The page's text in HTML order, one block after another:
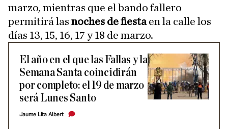
marzo, mientras que el bando fallero
permitirá las noches de fiestaen la calle los
días 13, 15, 16, 17 y 18 de marzo.
El año en el que las Fallas y la
Semana Santa coincidirán
por completo: el 19 de marzo
será Lunes Santo
Jaume Lita Albert